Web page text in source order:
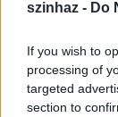
szinhaz - Do
If you wish to
processing of
targeted
section to
Jégtörés